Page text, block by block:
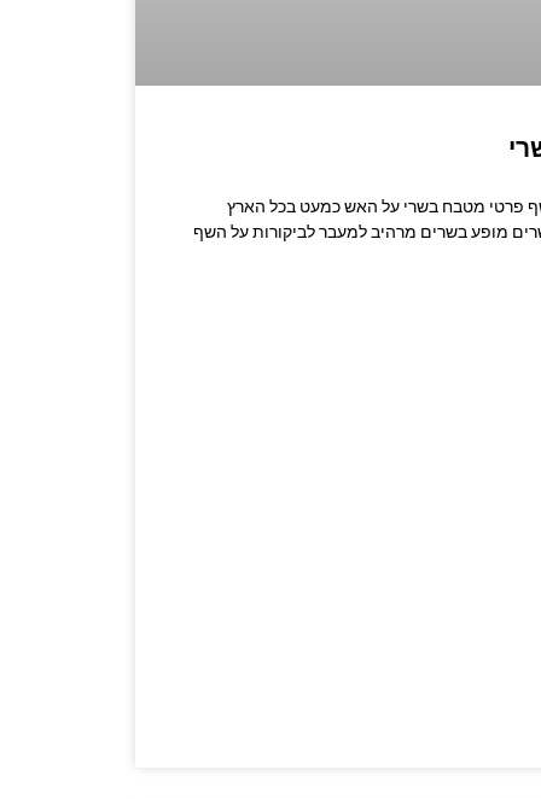
לשף: 053-3524347 שף פרטי מטבח בשרי על האש כמעט בכל הארץ
מופע בשרים מרהיב למעבר לביקורות על השף